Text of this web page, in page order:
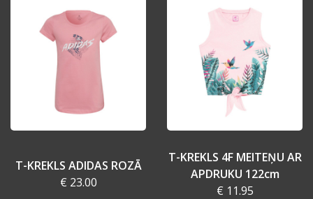
T-KREKLS ADIDAS ROZĀ
€ 23.00
T-KREKLS 4F MEITEŅU AR
APDRUKU 122cm
€ 11.95